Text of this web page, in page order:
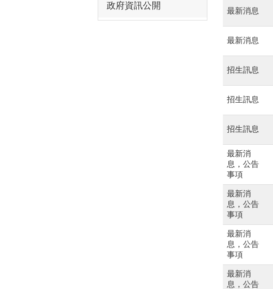
政府資訊公開
最新消息
最新消息
招生訊息
招生訊息
招生訊息
最新消
息，公告
事項
最新消
息，公告
事項
最新消
息，公告
事項
最新消
息，公告